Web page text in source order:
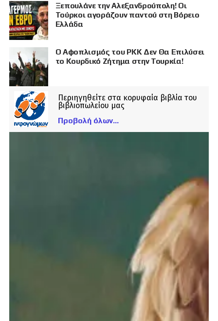
Ξεπουλάνε την Αλεξανδρούπολη! Οι
Τούρκοι αγοράζουν παντού στη Βόρειο
Ελλάδα
Ο Αφοπλισμός του PKK Δεν Θα Επιλύσει
το Κουρδικό Ζήτημα στην Τουρκία!
Περιηγηθείτε στα κορυφαία βιβλία του
βιβλιοπωλείου μας
Προβολή όλων